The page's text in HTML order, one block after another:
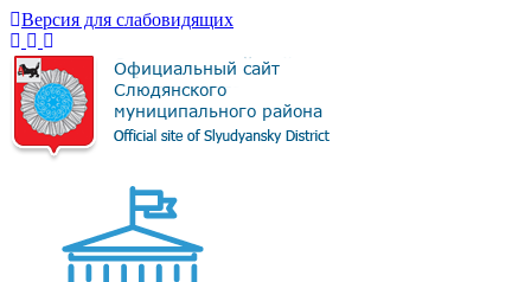
Версия для слабовидящих